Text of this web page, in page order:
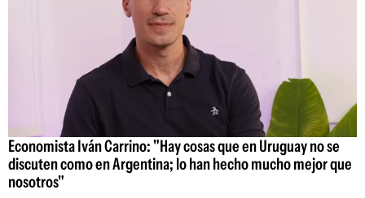
Economista Iván Carrino: "Hay cosas que en Uruguay no se
discuten como en Argentina; lo han hecho mucho mejor que
nosotros"